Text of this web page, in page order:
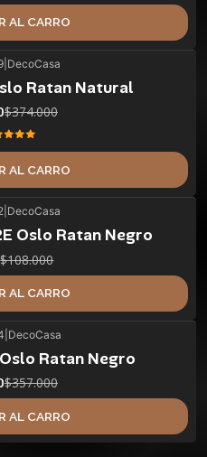
AL CARRO
DecoCasa
Ratan Natural
$374.000
AL CARRO
DecoCasa
Oslo Ratan Negro
$108.000
AL CARRO
DecoCasa
Ratan Negro
$357.000
AL CARRO